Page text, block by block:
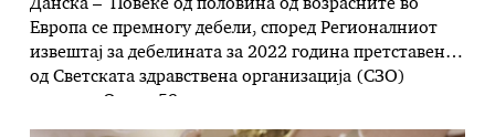
Данска – Повеќе од половина од возрасните во
Европа се премногу дебели, според Регионалниот
извештај за дебелината за 2022 година претставен
од Светската здравствена организација (СЗО)
европскиот регион на СЗО се со прекумерна тежина